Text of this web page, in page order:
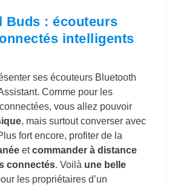
Buds : écouteurs
intelligents
ses écouteurs Bluetooth
Comme pour les
vous allez pouvoir
, mais surtout converser avec
fort encore, profiter de la
etcommander à distance
connectés. Voilà une belle
les propriétaires d’un